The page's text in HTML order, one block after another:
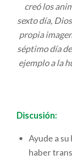
creó los
sexto día,
propia
séptimo día
ejemplo a la
Discusión:
Ayude a
haber